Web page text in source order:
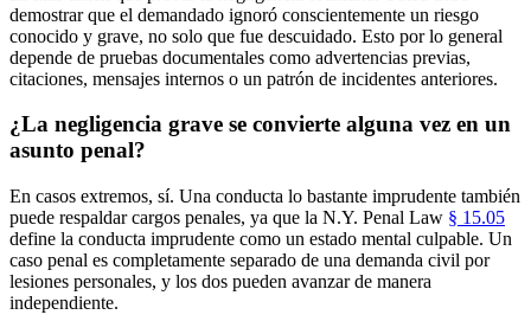
demostrar que el demandado ignoró conscientemente un riesgo
conocido y grave, no solo que fue descuidado. Esto por lo general
depende de pruebas documentales como advertencias previas,
citaciones, mensajes internos o un patrón de incidentes anteriores.
¿La negligencia grave se convierte alguna vez en un
asunto penal?
En casos extremos, sí. Una conducta lo bastante imprudente también
puede respaldar cargos penales, ya que la N.Y. Penal Law § 15.05
define la conducta imprudente como un estado mental culpable. Un
caso penal es completamente separado de una demanda civil por
lesiones personales, y los dos pueden avanzar de manera
independiente.